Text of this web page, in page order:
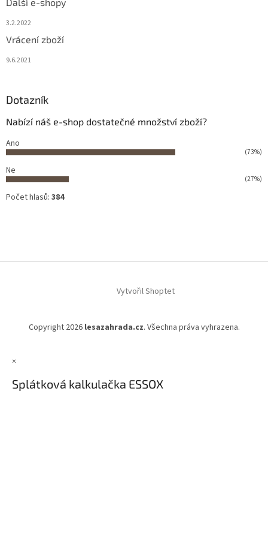
3.2.2022
Vrácení zboží
9.6.2021
Dotazník
Nabízí náš e-shop dostatečné množství zboží?
Ano
(73%)
Ne
(27%)
Počet hlasů: 384
Vytvořil Shoptet
Copyright 2026 lesazahrada.cz. Všechna práva vyhrazena.
×
Splátková kalkulačka ESSOX